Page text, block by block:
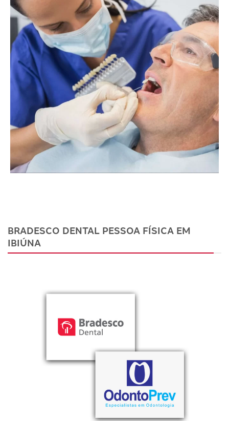
BRADESCO DENTAL PESSOA FÍSICA EM
IBIÚNA